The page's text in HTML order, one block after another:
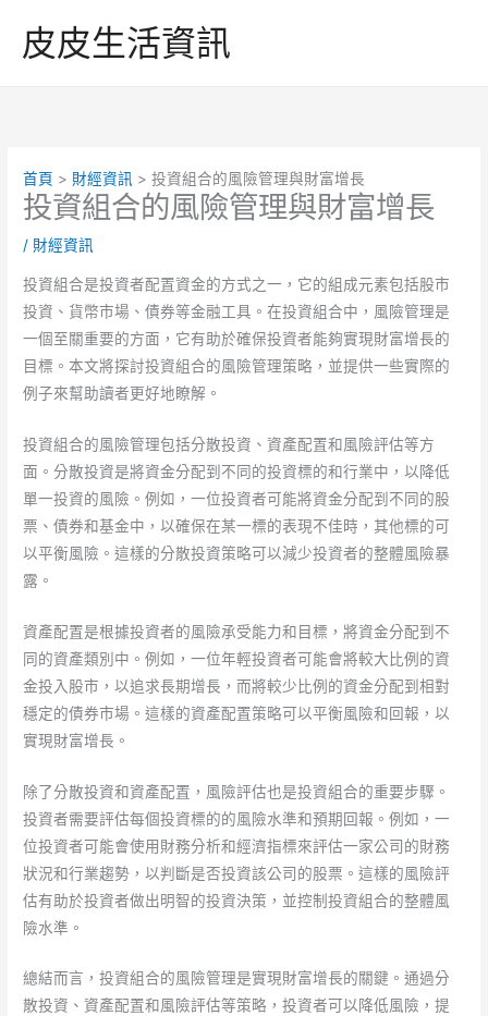
皮皮生活資訊
首頁 財經資訊 投資組合的風險管理與財富增長
投資組合的風險管理與財富增長
/ 財經資訊
投資組合是投資者配置資金的方式之一，它的組成元素包括股市
投資、貨幣市場、債券等金融工具。在投資組合中，風險管理是
一個至關重要的方面，它有助於確保投資者能夠實現財富增長的
目標。本文將探討投資組合的風險管理策略，並提供一些實際的
例子來幫助讀者更好地瞭解。
投資組合的風險管理包括分散投資、資產配置和風險評估等方
面。分散投資是將資金分配到不同的投資標的和行業中，以降低
單一投資的風險。例如，一位投資者可能將資金分配到不同的股
票、債券和基金中，以確保在某一標的表現不佳時，其他標的可
以平衡風險。這樣的分散投資策略可以減少投資者的整體風險暴
露。
資產配置是根據投資者的風險承受能力和目標，將資金分配到不
同的資產類別中。例如，一位年輕投資者可能會將較大比例的資
金投入股市，以追求長期增長，而將較少比例的資金分配到相對
穩定的債券市場。這樣的資產配置策略可以平衡風險和回報，以
實現財富增長。
除了分散投資和資產配置，風險評估也是投資組合的重要步驟。
投資者需要評估每個投資標的的風險水準和預期回報。例如，一
位投資者可能會使用財務分析和經濟指標來評估一家公司的財務
狀況和行業趨勢，以判斷是否投資該公司的股票。這樣的風險評
估有助於投資者做出明智的投資決策，並控制投資組合的整體風
險水準。
總結而言，投資組合的風險管理是實現財富增長的關鍵。通過分
散投資、資產配置和風險評估等策略，投資者可以降低風險，提